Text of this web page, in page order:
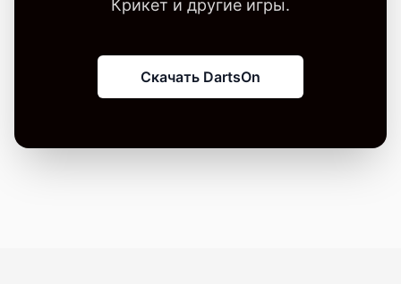
Крикет и другие игры.
Скачать DartsOn